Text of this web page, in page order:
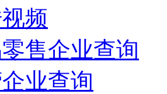
频
售企业查询
业查询